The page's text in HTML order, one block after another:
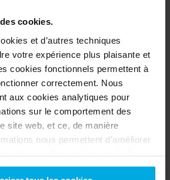
cookies.
et d’autres techniques
votre expérience plus plaisante et
cookies fonctionnels permettent à
correctement. Nous
aux cookies analytiques pour
sur le comportement des
site web, et ce, de manière
nous permettent d’améliorer
utilisons des cookies marketing
vous voyez des publicités
qui se soucie
avant le matériel
durable commence
durable, ce qui inclut de